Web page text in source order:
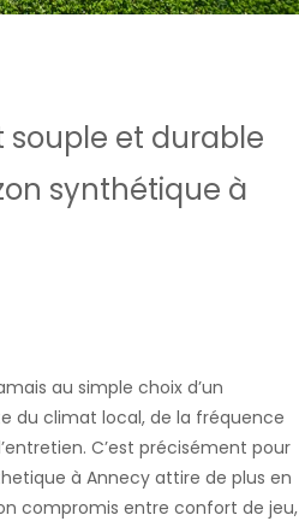
souple et durable
synthétique à
au simple choix d’un
du climat local, de la fréquence
C’est précisément pour
à Annecy attire de plus en
compromis entre confort de jeu,